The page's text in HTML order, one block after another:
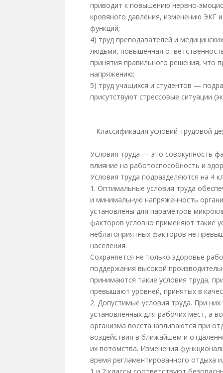
приводит к повышению нервно-
кровяного давления, изменению ЭКГ
функций;
4) труд преподавателей и
людьми, повышенная
принятия правильного решения, что
напряжению;
5) труд учащихся и студентов —
присутствуют стрессовые ситуации
Классификация условий трудовой
Условия труда — это совокупность
влияние на работоспособность и
Условия труда подразделяются на 4
1. Оптимальные условия труда
и минимальную напряженность
установлены для параметров
факторов условно применяют такие
неблагоприятных факторов не
населения.
Сохраняется не только здоровье
поддержания высокой
принимаются такие условия труда,
превышают уровней, принятых в
2. Допустимые условия труда. При
установленных для рабочих мест, а
организма восстанавливаются при
воздействия в ближайшем и
их потомства. Изменения
время регламентированного отдыха